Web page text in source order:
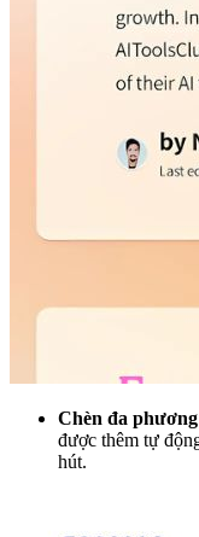
Chèn đa
được thêm tự
hút.